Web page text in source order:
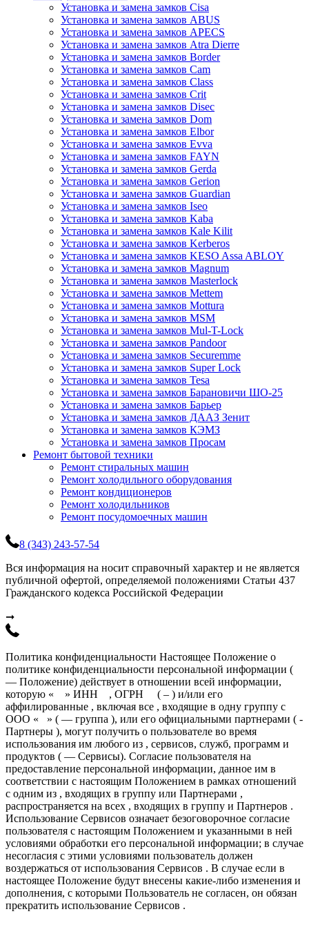
Установка и замена замков Cisa
Установка и замена замков ABUS
Установка и замена замков APECS
Установка и замена замков Atra Dierre
Установка и замена замков Border
Установка и замена замков Cam
Установка и замена замков Class
Установка и замена замков Crit
Установка и замена замков Disec
Установка и замена замков Dom
Установка и замена замков Elbor
Установка и замена замков Evva
Установка и замена замков FAYN
Установка и замена замков Gerda
Установка и замена замков Gerion
Установка и замена замков Guardian
Установка и замена замков Iseo
Установка и замена замков Kaba
Установка и замена замков Kale Kilit
Установка и замена замков Kerberos
Установка и замена замков KESO Assa ABLOY
Установка и замена замков Magnum
Установка и замена замков Masterlock
Установка и замена замков Mettem
Установка и замена замков Mottura
Установка и замена замков MSM
Установка и замена замков Mul-T-Lock
Установка и замена замков Pandoor
Установка и замена замков Securemme
Установка и замена замков Super Lock
Установка и замена замков Tesa
Установка и замена замков Барановичи ШО-25
Установка и замена замков Барьер
Установка и замена замков ДААЗ Зенит
Установка и замена замков КЭМЗ
Установка и замена замков Просам
Ремонт бытовой техники
Ремонт стиральных машин
Ремонт холодильного оборудования
Ремонт кондиционеров
Ремонт холодильников
Ремонт посудомоечных машин
8 (343) 243-57-54
Вся информация на носит справочный характер и не является
публичной офертой, определяемой положениями Статьи 437
Гражданского кодекса Российской Федерации
➞
Политика конфиденциальности Настоящее Положение о
политике конфиденциальности персональной информации (
— Положение) действует в отношении всей информации,
которую « » ИНН , ОГРН ( – ) и/или его
аффилированные , включая все , входящие в одну группу с
ООО « » ( — группа ), или его официальными партнерами ( -
Партнеры ), могут получить о пользователе во время
использования им любого из , сервисов, служб, программ и
продуктов ( — Сервисы). Согласие пользователя на
предоставление персональной информации, данное им в
соответствии с настоящим Положением в рамках отношений
с одним из , входящих в группу или Партнерами ,
распространяется на всех , входящих в группу и Партнеров .
Использование Сервисов означает безоговорочное согласие
пользователя с настоящим Положением и указанными в ней
условиями обработки его персональной информации; в случае
несогласия с этими условиями пользователь должен
воздержаться от использования Сервисов . В случае если в
настоящее Положение будут внесены какие-либо изменения и
дополнения, с которыми Пользователь не согласен, он обязан
прекратить использование Сервисов .